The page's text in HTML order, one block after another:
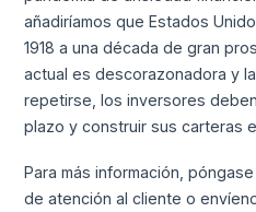
añadiríamos que Estados
1918 a una década de gran
actual es descorazonadora y
repetirse, los inversores
plazo y construir sus carteras
Para más información,
de atención al cliente o